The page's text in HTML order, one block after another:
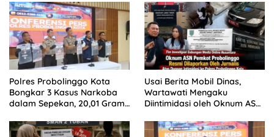
Polres Probolinggo Kota
Bongkar 3 Kasus Narkoba
dalam Sepekan, 20,01 Gram
Usai Berita Mobil Dinas,
Wartawati Mengaku
Diintimidasi oleh Oknum ASN
Tempuh Jalur Hukum